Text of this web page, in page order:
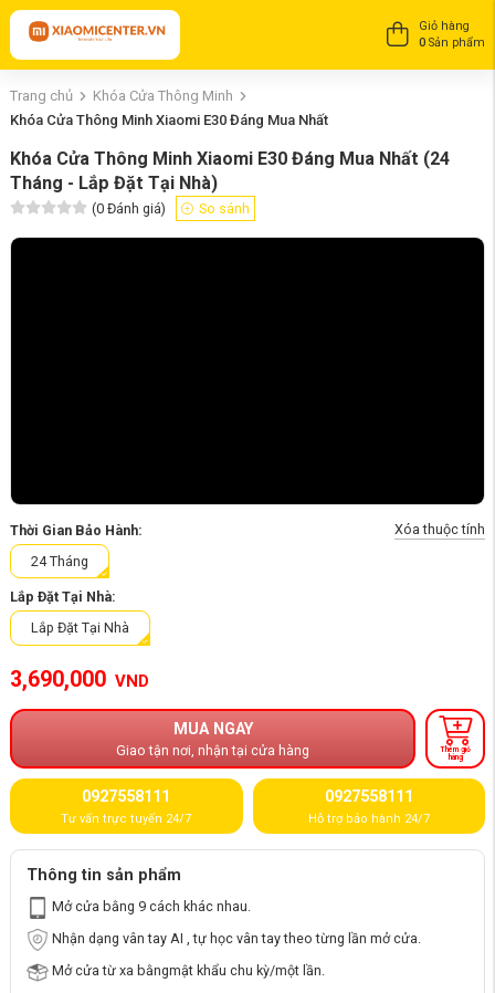
Giỏ hàng
0 Sản phẩm
Trang chủ
Khóa Cửa Thông Minh
Khóa Cửa Thông Minh Xiaomi E30 Đáng Mua Nhất
Khóa Cửa Thông Minh Xiaomi E30 Đáng Mua Nhất (24
Tháng - Lắp Đặt Tại Nhà)
(0 Đánh giá) So sánh
Thời Gian Bảo Hành:
Xóa thuộc tính
24 Tháng
Lắp Đặt Tại Nhà:
Lắp Đặt Tại Nhà
3,690,000 VND
MUA NGAY
Giao tận nơi, nhận tại cửa hàng
Thêm giỏ
hàng
0927558111
Tư vấn trực tuyến 24/7
0927558111
Hỗ trợ bảo hành 24/7
Thông tin sản phẩm
Mở cửa bằng 9 cách khác nhau.
Nhận dạng vân tay AI , tự học vân tay theo từng lần mở cửa.
Mở cửa từ xa bằngmật khẩu chu kỳ/một lần.